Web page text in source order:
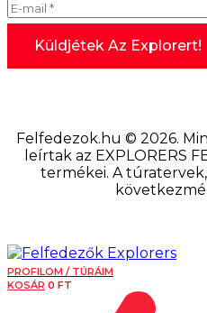
Felfedezok.hu © 2026.
leírtak az EXPLORERS
termékei. A
PROFILOM / TÚRÁIM
KOSÁR 0 FT